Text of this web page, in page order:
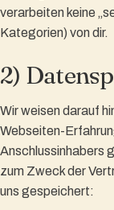
verarbeiten keine
Kategorien) von dir.
2)
Wir weisen darauf
Webseiten-
Anschlussinhabers
zum Zweck der
uns gespeichert: